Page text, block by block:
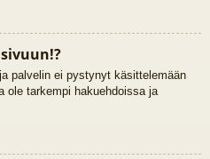
palvelin ei pystynyt käsittelemään
ole tarkempi hakuehdoissa ja